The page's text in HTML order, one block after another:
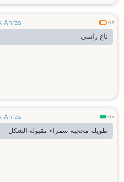
Ahras 0.2
ناع راسي
Ahras 0.9
طويلة محجبة سمراء مقبولة الشكل